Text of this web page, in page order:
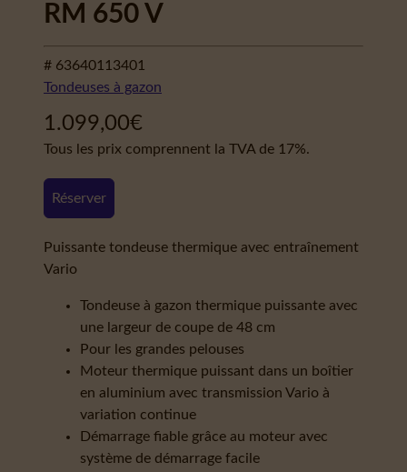
RM 650 V
# 63640113401
Tondeuses à gazon
1.099,00€
Tous les prix comprennent la TVA de 17%.
Réserver
Puissante tondeuse thermique avec entraînement
Vario
Tondeuse à gazon thermique puissante avec
une largeur de coupe de 48 cm
Pour les grandes pelouses
Moteur thermique puissant dans un boîtier
en aluminium avec transmission Vario à
variation continue
Démarrage fiable grâce au moteur avec
système de démarrage facile